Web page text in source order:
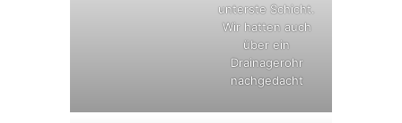
unterste Schicht.
Wir hatten auch
über ein
Drainagerohr
nachgedacht